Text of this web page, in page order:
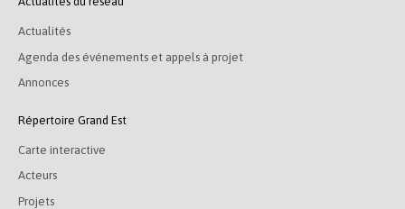
Actualités
Agenda des événements et appels à projet
Annonces
Répertoire Grand Est
Carte interactive
Acteurs
Projets